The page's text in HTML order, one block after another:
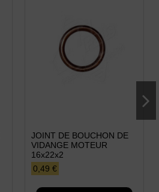
JOINT DE BOUCHON DE
VIDANGE MOTEUR
16x22x2
0,49 €